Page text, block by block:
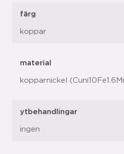
färg
koppar
material
kopparnickel
ytbehandlingar
ingen